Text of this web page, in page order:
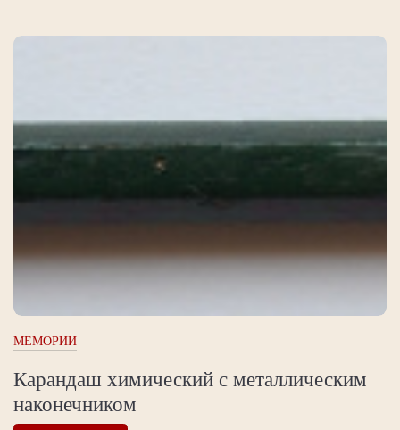
МЕМОРИИ
Карандаш химический с металлическим
наконечником